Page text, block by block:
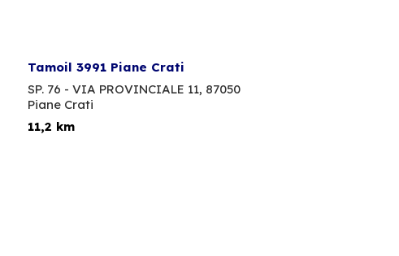
Tamoil 3991 Piane Crati
SP. 76 - VIA PROVINCIALE 11, 87050
Piane Crati
11,2 km